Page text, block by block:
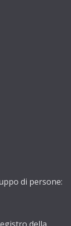
di persone: